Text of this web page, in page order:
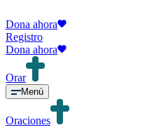
Dona ahora
Registro
Dona ahora
Orar
Menú
Oraciones